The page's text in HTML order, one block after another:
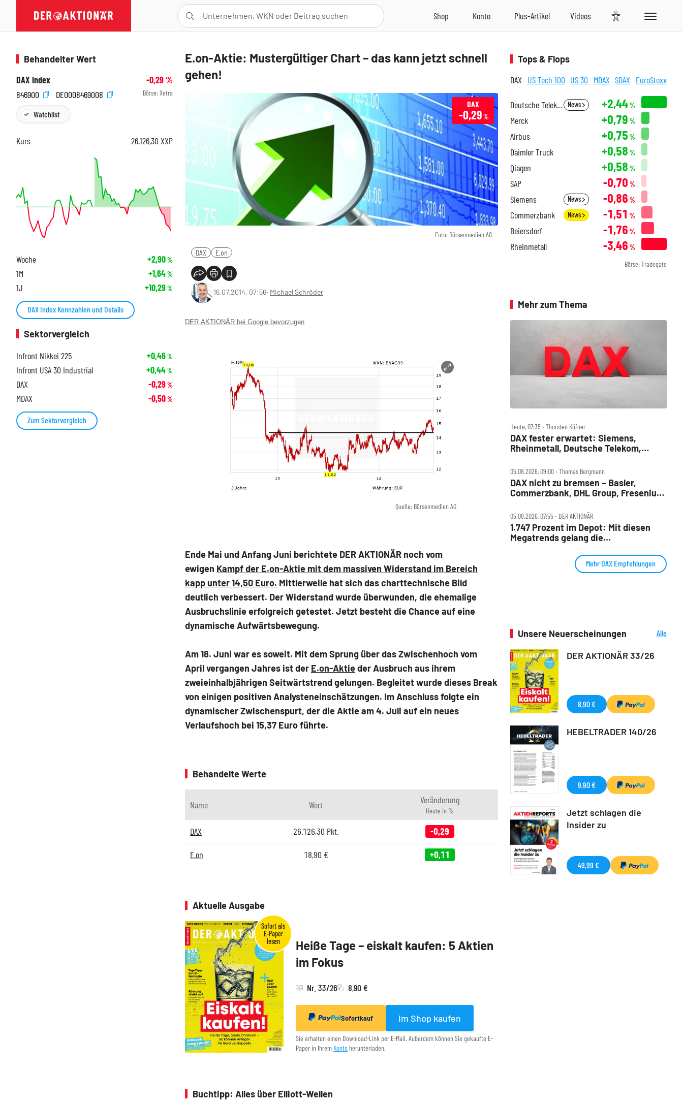
E.on-Aktie: Mustergültiger Chart – das kann jetzt schnell
gehen!
Foto: Börsenmedien AG
DAX
-0,29%
DAX E.on
16.07.2014, 07:56‧ Michael Schröder
DER AKTIONÄR bei Google bevorzugen
Quelle: Börsenmedien AG
Ende Mai und Anfang Juni berichtete DER AKTIONÄR noch vom
ewigen Kampf der E.on-Aktie mit dem massiven Widerstand im Bereich
kapp unter 14,50 Euro. Mittlerweile hat sich das charttechnische Bild
deutlich verbessert. Der Widerstand wurde überwunden, die ehemalige
Ausbruchslinie erfolgreich getestet. Jetzt besteht die Chance auf eine
dynamische Aufwärtsbewegung.
Am 18. Juni war es soweit. Mit dem Sprung über das Zwischenhoch vom
April vergangen Jahres ist der E.on-Aktieder Ausbruch aus ihrem
zweieinhalbjährigen Seitwärtstrend gelungen. Begleitet wurde dieses Break
von einigen positiven Analysteneinschätzungen. Im Anschluss folgte ein
dynamischer Zwischenspurt, der die Aktie am 4. Juli auf ein neues
Verlaufshoch bei 15,37 Euro führte.
Behandelte Werte
Name Wert Veränderung
Heute in %
DAX 26.126,30 Pkt. -0,29
E.on 18,90 € +0,11
Aktuelle Ausgabe
Heiße Tage – eiskalt kaufen: 5 Aktien
im Fokus
Nr. 33/26 8,90 €
Sofortkauf Im Shop kaufen
Sie erhalten einen Download-Link per E-Mail. Außerdem können Sie gekaufte E-
Paper in Ihrem Konto herunterladen.
Buchtipp: Alles über Elliott-Wellen
Behandelter Wert
DAX Index
-0,29%
846900
DE0008469008 Börse: Xetra
Watchlist
Kurs 26.126,30 XXP
Woche +2,90%
1M +1,64%
1J +10,29%
DAX Index Kennzahlen und Details
Sektorvergleich
Infront Nikkei 225
+0,46%
Infront USA 30 Industrial +0,44%
DAX -0,29%
MDAX -0,50%
Zum Sektorvergleich
Tops & Flops
DAX US Tech 100 US 30 MDAX SDAX EuroStoxx
Deutsche Telekom News +2,44%
Merck +0,79 %
Airbus +0,75 %
Daimler Truck +0,58 %
Qiagen +0,58 %
SAP -0,70 %
Siemens News -0,86 %
Commerzbank News -1,51 %
Beiersdorf -1,76 %
Rheinmetall -3,46 %
Börse: Tradegate
Mehr zum Thema
Heute, 07:35 ‧ Thorsten Küfner
DAX fester erwartet: Siemens,
Rheinmetall, Deutsche Telekom,
05.08.2026, 09:00 ‧ Thomas Bergmann
DAX nicht zu bremsen – Basler,
Commerzbank, DHL Group, Fresenius,
05.08.2026, 07:55 ‧ DER AKTIONÄR
1.747 Prozent im Depot: Mit diesen
Megatrends gelang die
Mehr DAX Empfehlungen
Unsere Neuerscheinungen
Alle
DER AKTIONÄR 33/26
8,90 €
HEBELTRADER 140/26
9,90 €
Jetzt schlagen die
Insider zu
49,99 €